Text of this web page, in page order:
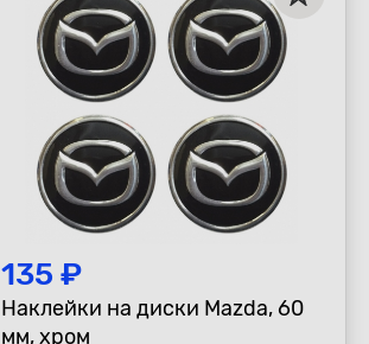
135 ₽
Наклейки на диски Mazda, 60
мм, хром